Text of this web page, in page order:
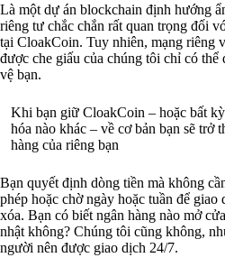
Là một dự án blockchain định hướng
riêng tư chắc chắn rất quan trọng đối
tại CloakCoin. Tuy nhiên, mạng riêng
được che giấu của chúng tôi chỉ có thể
vệ bạn.
Khi bạn giữ CloakCoin – hoặc bất
hóa nào khác – về cơ bản bạn sẽ trở
hàng của riêng bạn
Bạn quyết định dòng tiền mà không
phép hoặc chờ ngày hoặc tuần để giao
xóa. Bạn có biết ngân hàng nào mở
nhật không? Chúng tôi cũng không,
người nên được giao dịch 24/7.